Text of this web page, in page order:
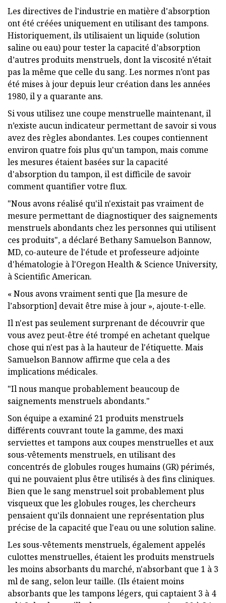
Les directives de l'industrie en matière d'absorption
ont été créées uniquement en utilisant des tampons.
Historiquement, ils utilisaient un liquide (solution
saline ou eau) pour tester la capacité d’absorption
d’autres produits menstruels, dont la viscosité n’était
pas la même que celle du sang. Les normes n’ont pas
été mises à jour depuis leur création dans les années
1980, il y a quarante ans.
Si vous utilisez une coupe menstruelle maintenant, il
n’existe aucun indicateur permettant de savoir si vous
avez des règles abondantes. Les coupes contiennent
environ quatre fois plus qu'un tampon, mais comme
les mesures étaient basées sur la capacité
d'absorption du tampon, il est difficile de savoir
comment quantifier votre flux.
"Nous avons réalisé qu'il n'existait pas vraiment de
mesure permettant de diagnostiquer des saignements
menstruels abondants chez les personnes qui utilisent
ces produits", a déclaré Bethany Samuelson Bannow,
MD, co-auteure de l'étude et professeure adjointe
d'hématologie à l'Oregon Health & Science University,
à Scientific American.
« Nous avons vraiment senti que [la mesure de
l’absorption] devait être mise à jour », ajoute-t-elle.
Il n'est pas seulement surprenant de découvrir que
vous avez peut-être été trompé en achetant quelque
chose qui n'est pas à la hauteur de l'étiquette. Mais
Samuelson Bannow affirme que cela a des
implications médicales.
"Il nous manque probablement beaucoup de
saignements menstruels abondants."
Son équipe a examiné 21 produits menstruels
différents couvrant toute la gamme, des maxi
serviettes et tampons aux coupes menstruelles et aux
sous-vêtements menstruels, en utilisant des
concentrés de globules rouges humains (GR) périmés,
qui ne pouvaient plus être utilisés à des fins cliniques.
Bien que le sang menstruel soit probablement plus
visqueux que les globules rouges, les chercheurs
pensaient qu'ils donnaient une représentation plus
précise de la capacité que l'eau ou une solution saline.
Les sous-vêtements menstruels, également appelés
culottes menstruelles, étaient les produits menstruels
les moins absorbants du marché, n'absorbant que 1 à 3
ml de sang, selon leur taille. (Ils étaient moins
absorbants que les tampons légers, qui captaient 3 à 4